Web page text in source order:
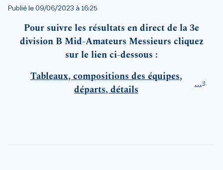
Publié le 09/06/2023 à 16:25
Pour suivre les résultats en direct de la 3e
division B Mid-Amateurs Messieurs cliquez
sur le lien ci-dessous :
Tableaux, compositions des équipes,
départs, détails
...